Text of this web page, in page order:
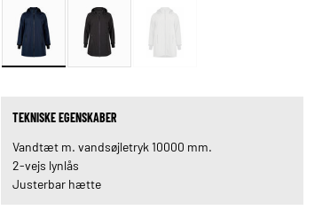
TEKNISKE EGENSKABER
Vandtæt m. vandsøjletryk 10000 mm.
2-vejs lynlås
Justerbar hætte